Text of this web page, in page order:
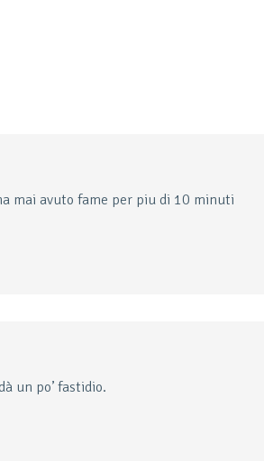
mai avuto fame per piu di 10 minuti
un po’ fastidio.